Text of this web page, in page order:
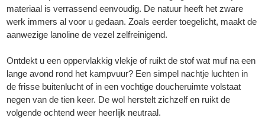
materiaal is verrassend eenvoudig. De natuur heeft het zware
werk immers al voor u gedaan. Zoals eerder toegelicht, maakt de
aanwezige lanoline de vezel zelfreinigend.
Ontdekt u een oppervlakkig vlekje of ruikt de stof wat muf na een
lange avond rond het kampvuur? Een simpel nachtje luchten in
de frisse buitenlucht of in een vochtige doucheruimte volstaat
negen van de tien keer. De wol herstelt zichzelf en ruikt de
volgende ochtend weer heerlijk neutraal.